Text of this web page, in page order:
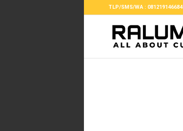
TLP/SMS/WA : 081219146684